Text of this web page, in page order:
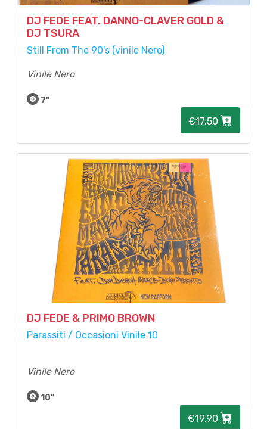
DJ FEDE FEAT. DANNO-CLAVER GOLD &
DJ TSURA
Still From The 90's (vinile Nero)
Vinile Nero
7"
€17.50
DJ FEDE & PRIMO BROWN
Parassiti / Occasioni Vinile 10
Vinile Nero
10"
€19.90